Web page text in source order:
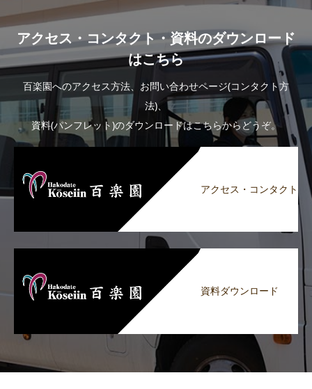
アクセス・コンタクト・資料のダウンロード
はこちら
百楽園へのアクセス方法、お問い合わせページ(コンタクト方
法)、
資料(パンフレット)のダウンロードはこちらからどうぞ。
アクセス・コンタクト
資料ダウンロード